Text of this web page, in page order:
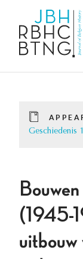
Geschiedenis
(1945-
uitbouw